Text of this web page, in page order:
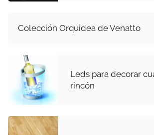
Colección Orquidea de Venatto
Leds para decorar
rincón